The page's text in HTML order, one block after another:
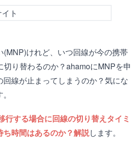
けれど、いつ回線が今の携帯
切り替わるのか？ahamoにMNPを申
回線が止まってしまうのか？気にな
行する場合に回線の切り替えタイミ
ち時間はあるのか？解説します。